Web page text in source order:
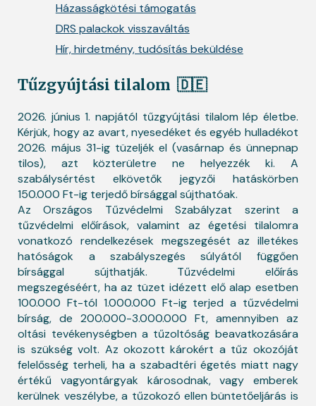
Házasságkötési támogatás
DRS palackok visszaváltás
Hír, hirdetmény, tudósítás beküldése
Tűzgyújtási tilalom 🇩🇪
2026. június 1. napjától tűzgyújtási tilalom lép életbe.
Kérjük, hogy az avart, nyesedéket és egyéb hulladékot
2026. május 31-ig tüzeljék el (vasárnap és ünnepnap
tilos), azt közterületre ne helyezzék ki. A
szabálysértést elkövetők jegyzői hatáskörben
150.000 Ft-ig terjedő bírsággal sújthatóak.
Az Országos Tűzvédelmi Szabályzat szerint a
tűzvédelmi előírások, valamint az égetési tilalomra
vonatkozó rendelkezések megszegését az illetékes
hatóságok a szabályszegés súlyától függően
bírsággal sújthatják. Tűzvédelmi előírás
megszegéséért, ha az tüzet idézett elő alap esetben
100.000 Ft-tól 1.000.000 Ft-ig terjed a tűzvédelmi
bírság, de 200.000-3.000.000 Ft, amennyiben az
oltási tevékenységben a tűzoltóság beavatkozására
is szükség volt. Az okozott károkért a tűz okozóját
felelősség terheli, ha a szabadtéri égetés miatt nagy
értékű vagyontárgyak károsodnak, vagy emberek
kerülnek veszélybe, a tűzokozó ellen büntetőeljárás is